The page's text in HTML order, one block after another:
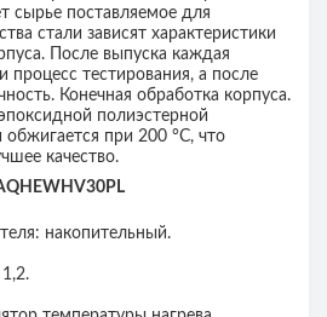
сырье поставляемое для
стали зависят характеристики
После выпуска каждая
тестирования, а после
Конечная обработка корпуса.
полиэстерной
при 200 °С, что
качество.
накопительный.